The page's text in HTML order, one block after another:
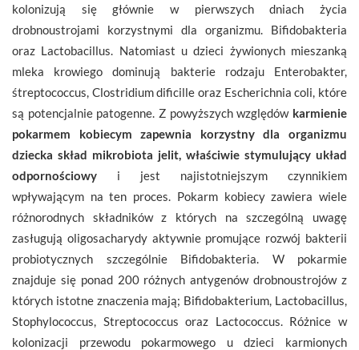
kolonizują się głównie w pierwszych dniach życia
drobnoustrojami korzystnymi dla organizmu. Bifidobakteria
oraz Lactobacillus. Natomiast u dzieci żywionych mieszanką
mleka krowiego dominują bakterie rodzaju Enterobakter,
śtreptococcus, Clostridium dificille oraz Escherichnia coli, które
są potencjalnie patogenne. Z powyższych względów karmienie
pokarmem kobiecym zapewnia korzystny dla organizmu
dziecka skład mikrobiota jelit, właściwie stymulujący układ
odpornościowy i jest najistotniejszym czynnikiem
wpływającym na ten proces. Pokarm kobiecy zawiera wiele
różnorodnych składników z których na szczególną uwagę
zasługują oligosacharydy aktywnie promujące rozwój bakterii
probiotycznych szczególnie Bifidobakteria. W pokarmie
znajduje się ponad 200 różnych antygenów drobnoustrojów z
których istotne znaczenia mają; Bifidobakterium, Lactobacillus,
Stophylococcus, Streptococcus oraz Lactococcus. Różnice w
kolonizacji przewodu pokarmowego u dzieci karmionych